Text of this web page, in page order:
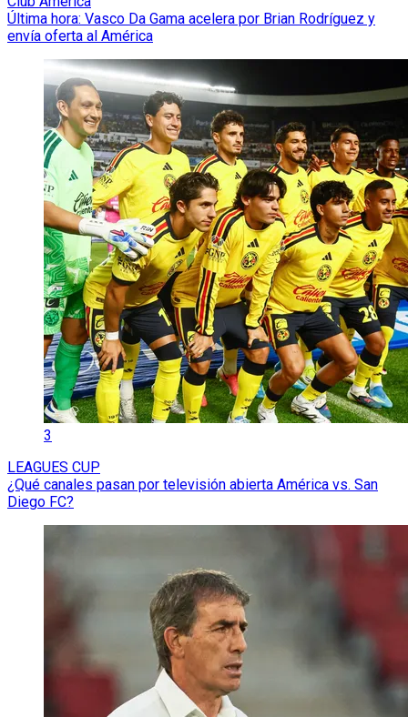
Última hora: Vasco Da Gama acelera por Brian Rodríguez y
envía oferta al América
3
LEAGUES CUP
¿Qué canales pasan por televisión abierta América vs. San
Diego FC?